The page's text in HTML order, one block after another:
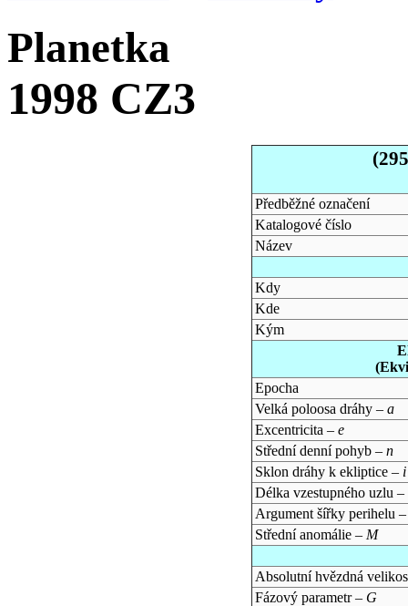
Planetka
1998 CZ3
Předběžné označení
Katalogové číslo
Název
Kdy
Kde
Kým
Epocha
Velká poloosa dráhy – a
Excentricita – e
Střední denní pohyb – n
Sklon dráhy k ekliptice – i
Délka vzestupného uzlu –
Argument šířky perihelu
Střední anomálie – M
Absolutní hvězdná
Fázový parametr – G